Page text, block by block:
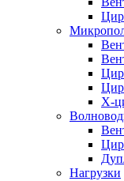
Х-
Нагрузки